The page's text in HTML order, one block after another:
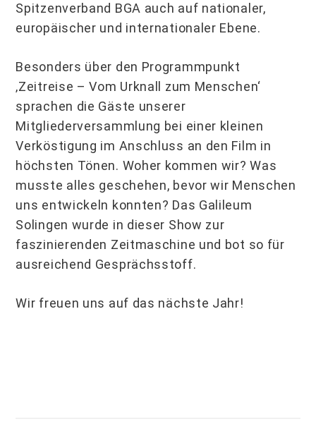
Spitzenverband BGA auch auf nationaler,
europäischer und internationaler Ebene.
Besonders über den Programmpunkt
‚Zeitreise – Vom Urknall zum Menschen‘
sprachen die Gäste unserer
Mitgliederversammlung bei einer kleinen
Verköstigung im Anschluss an den Film in
höchsten Tönen. Woher kommen wir? Was
musste alles geschehen, bevor wir Menschen
uns entwickeln konnten? Das Galileum
Solingen wurde in dieser Show zur
faszinierenden Zeitmaschine und bot so für
ausreichend Gesprächsstoff.
Wir freuen uns auf das nächste Jahr!